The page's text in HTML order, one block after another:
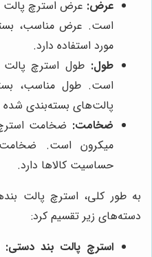
عرض:
است. عرض مناسب،
مورد استفاده دارد.
طول:
است. طول مناسب،
پالت‌های بسته‌بندی شده
ضخامت:
میکرون است.
حساسیت کالاها دارد.
به طور کلی، استرچ پالت
دسته‌های زیر تقسیم کرد:
استرچ پالت بند دستی: